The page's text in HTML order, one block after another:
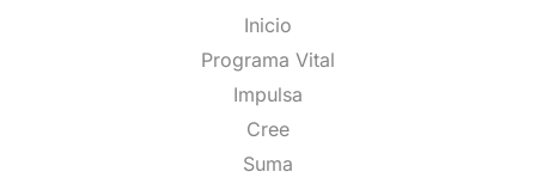
Inicio
Programa Vital
Impulsa
Cree
Suma